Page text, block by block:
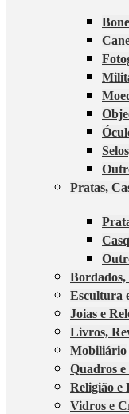
Pratas,
Bordados,
Escultura
Joias e
Livros,
Mobiliário
Quadros
Religião e
Vidros e